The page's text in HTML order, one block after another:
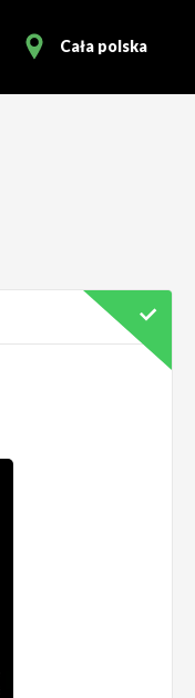
Cała polska